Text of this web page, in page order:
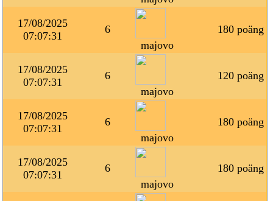
17/08/2025
07:07:31
6
majovo
180 poäng
17/08/2025
07:07:31
6
majovo
120 poäng
17/08/2025
07:07:31
6
majovo
180 poäng
17/08/2025
07:07:31
6
majovo
180 poäng